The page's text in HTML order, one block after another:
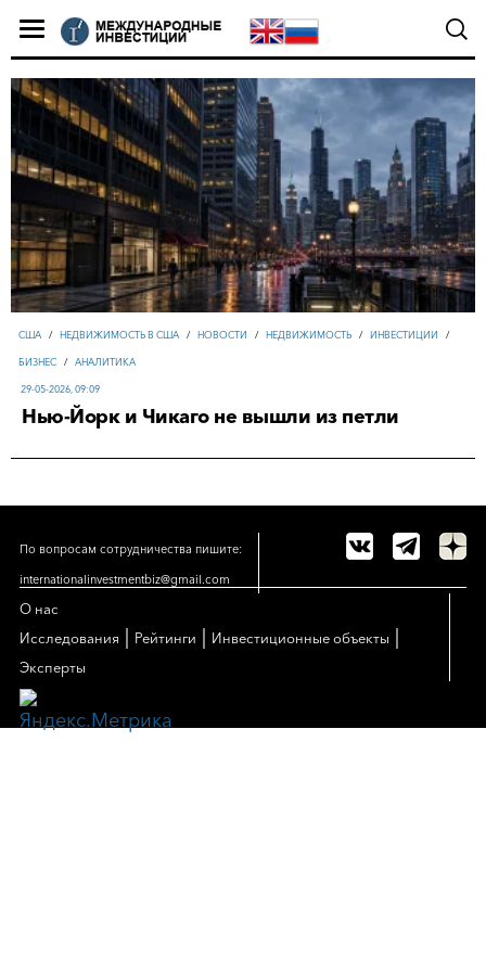
США / НЕДВИЖИМОСТЬ В США / НОВОСТИ / НЕДВИЖИМОСТЬ / ИНВЕСТИЦИИ /
БИЗНЕС / АНАЛИТИКА
29-05-2026, 09:09
Нью-Йорк и Чикаго не вышли из петли
По вопросам сотрудничества пишите:
internationalinvestmentbiz@gmail.com
О нас
Исследования
Рейтинги Инвестиционные объекты
Эксперты